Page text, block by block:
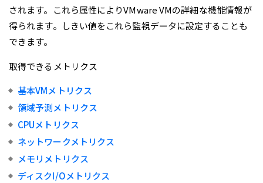
されます。これら属性によりVMware VMの詳細な機能情報が
得られます。しきい値をこれら監視データに設定することも
できます。
取得できるメトリクス
基本VMメトリクス
領域予測メトリクス
CPUメトリクス
ネットワークメトリクス
メモリメトリクス
ディスクI/Oメトリクス